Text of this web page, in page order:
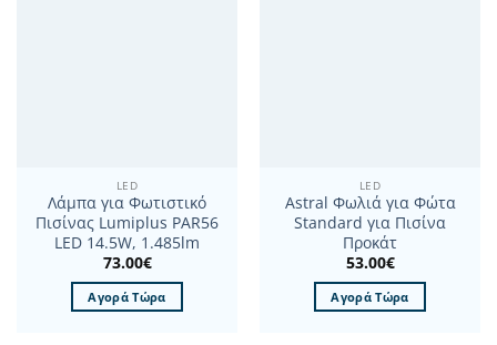
LED
Λάμπα για Φωτιστικό
Πισίνας Lumiplus PAR56
LED 14.5W, 1.485lm
73.00€
Αγορά Τώρα
LED
Astral Φωλιά για Φώτα
Standard για Πισίνα
Προκάτ
53.00€
Αγορά Τώρα